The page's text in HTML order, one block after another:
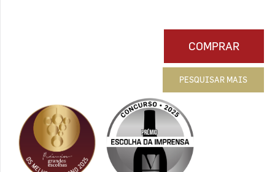
COMPRAR
PESQUISAR MAIS